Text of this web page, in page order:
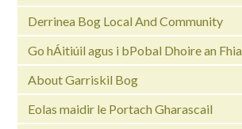
Derrinea Bog Local And Community
Go hÁitiúil agus i bPobal Dhoire an Fhia
About Garriskil Bog
Eolas maidir le Portach Gharascail